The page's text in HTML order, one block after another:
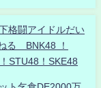
格闘アイドルだい
る BNK48 ！
STU48！SKE48